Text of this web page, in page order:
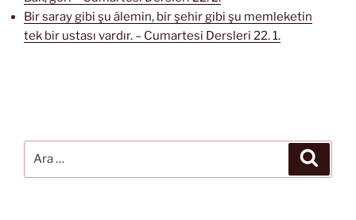
Bir saray gibi şu âlemin, bir şehir gibi şu memleketin
tek bir ustası vardır. – Cumartesi Dersleri 22. 1.